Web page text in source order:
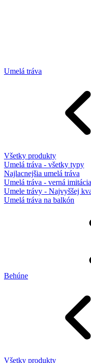
Umelá tráva
Všetky produkty
Umelá tráva - všetky typy
Najlacnejšia umelá tráva
Umelá tráva - verná imitácia
Umele trávy - Najvyššej
Umelá tráva na balkón
Behúne
Všetky produkty